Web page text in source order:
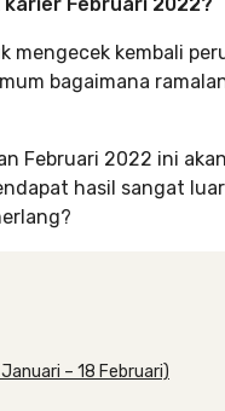
mengecek kembali
bagaimana
Februari 2022 ini
hasil sangat
– 18 Februari)